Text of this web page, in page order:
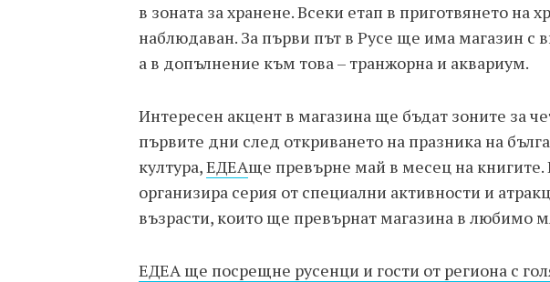
в зоната за хранене. Всеки етап в приготвянето на
наблюдаван. За първи път в Русе ще има магазин с
а в допълнение към това – транжорна и аквариум.
Интересен акцент в магазина ще бъдат зоните за
първите дни след откриването на празника на
култура,ЕДЕАще превърне май в месец на
организира серия от специални активности и
възрасти, които ще превърнат магазина в любимо
ЕДЕА ще посрещне русенци и гости от региона с